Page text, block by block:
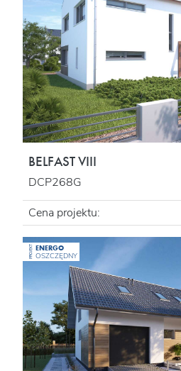
BELFAST VIII
DCP268G
Cena projektu:
PROJEKT ENERGO
OSZCZĘDNY